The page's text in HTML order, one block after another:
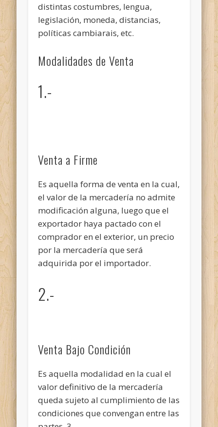
distintas costumbres, lengua,
legislación, moneda, distancias,
políticas cambiarais, etc.
Modalidades de Venta
1.-
Venta a Firme
Es aquella forma de venta en la cual,
el valor de la mercadería no admite
modificación alguna, luego que el
exportador haya pactado con el
comprador en el exterior, un precio
por la mercadería que será
adquirida por el importador.
2.-
Venta Bajo Condición
Es aquella modalidad en la cual el
valor definitivo de la mercadería
queda sujeto al cumplimiento de las
condiciones que convengan entre las